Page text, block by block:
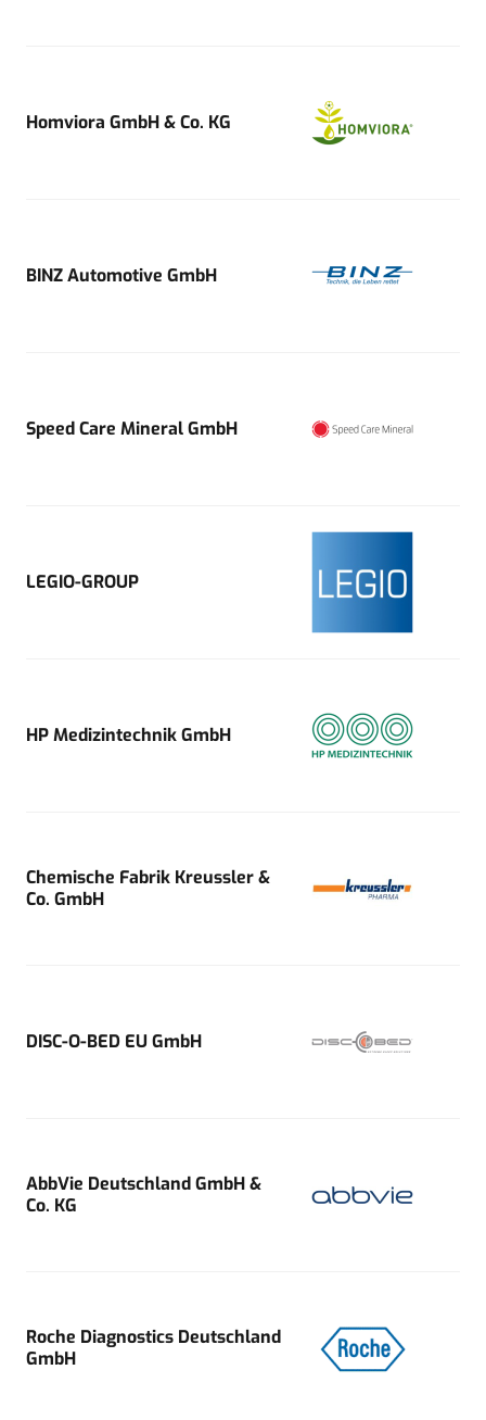
Homviora GmbH & Co. KG
BINZ Automotive GmbH
Speed Care Mineral GmbH
LEGIO-GROUP
HP Medizintechnik GmbH
Chemische Fabrik Kreussler &
Co. GmbH
DISC-O-BED EU GmbH
AbbVie Deutschland GmbH &
Co. KG
Roche Diagnostics Deutschland
GmbH